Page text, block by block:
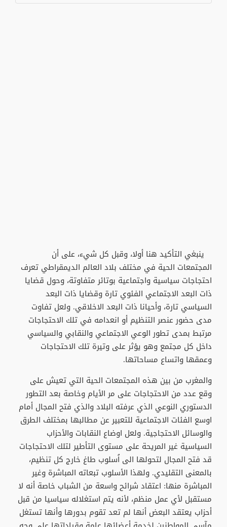
ينبغي التأكيد هنا أولا، وقبل كل شيء، على أن
المجتمعات الحية في مختلف بلاد العالم الديمقراطي تعرف
احتجاجات سياسية واجتماعية بوتائر متفاوتة، وحول قضايا
ذات البعد الاجتماعي الفئوي تارة وقضايا ذات البعد
السياسي تارة، وأحيانا ذات البعد الاخلاقي. ولعل تفاوت
مدى حضور عنصر التنظيم أو انعدامه في تلك الاحتجاجات
مرتبط بمدى تطور الوعي الاجتماعي والنقابي والسياسي
داخل كل مجتمع وهو يؤثر على وتيرة تلك الاحتجاجات
وعمقها واتساع مساحاتها.
والمغرب من بين هذه المجتمعات الحية التي تعيش على
وقع عدد من الاحتجاجات على مر الأيام وخاصة بعد التطور
الدستوري النوعي الذي عرفته البلاد والذي فتح المجال أمام
اوسع الفئات الاجتماعية للتعبير عن مطالبها بمختلف الطرق
والوسائل الاحتجاجية. ولعل اوضاع النقابات والأحزاب
السياسية غير المريحة على مستوى التأطير لتلك الاحتجاجات
قد فتح المجال لتحولها الى اُسلوب طاغ خارج كل تنظيم،
بالمعنى التقليدي. ولهذا الأسلوب تبعاته المباشرة وغير
المباشرة منها: اعتقاد شرائح واسعة من الشباب خاصة أنه لا
مستقبل لأي عمل منظم، لأنه يتم استغلاله سياسيا من قبل
أحزاب يعتقد البعض أنها لم تعد تقوم بدورها وأنها تستغل